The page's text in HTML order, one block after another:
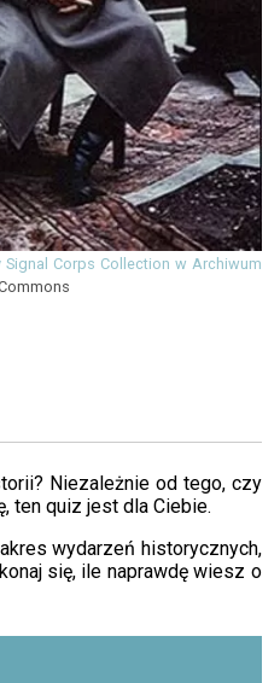
Corps Collection w Archiwum
Niezależnie od tego, czy
ten quiz jest dla Ciebie.
wydarzeń historycznych,
się, ile naprawdę wiesz o